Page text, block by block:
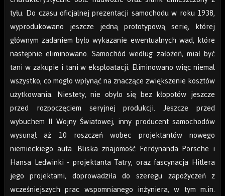
tyłu. Do czasu oficjalnej prezentacji samochodu w roku 1938,
wyprodukowano jeszcze jedną prototypową serię, której
głównym zadaniem było wykazanie ewentualnych wad, które
następnie eliminowano. Samochód według założeń, miał być
tani w zakupie i tani w eksploatacji. Eliminowano więc niemal
wszystko, co mogło wpłynąć na znaczące zwiększenie kosztów
użytkowania. Niestety, nie obyło się bez kłopotów jeszcze
przed rozpoczęciem seryjnej produkcji. Jeszcze przed
wybuchem II Wojny Światowej, inny producent samochodów
wysunął aż 10 roszczeń wobec projektantów nowego
niemieckiego auta. Bliska znajomość Ferdynanda Porsche i
Hansa Ledwinki - projektanta Tatry, oraz fascynacja Hitlera
jego projektami, doprowadziła do szeregu zapożyczeń z
wcześniejszych prac wspomnianego inżyniera, w tym m.in.